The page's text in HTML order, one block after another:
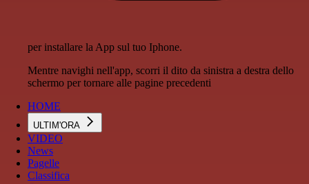
per installare la App sul tuo Iphone.
Mentre navighi nell'app, scorri il dito da sinistra a destra dello
schermo per tornare alle pagine precedenti
HOME
ULTIM'ORA
VIDEO
News
Pagelle
Classifica